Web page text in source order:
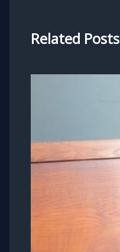
Related Posts